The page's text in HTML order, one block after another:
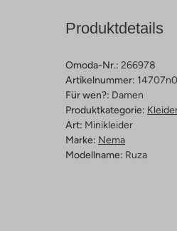
Produktdetails
Omoda-Nr.: 266978
Artikelnummer:
Für wen?: Damen
Produktkategorie:
Art: Minikleider
Marke: Nema
Modellname: Ruza